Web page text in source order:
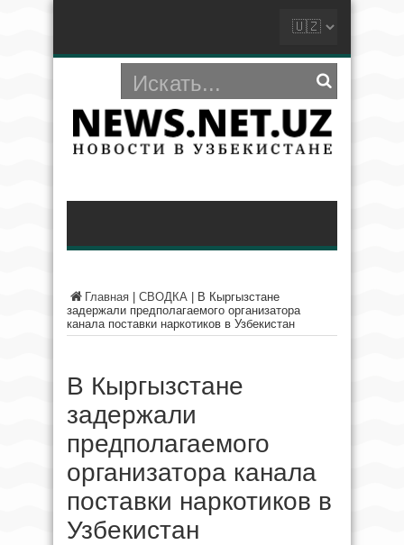
Главная СВОДКА
В Кыргызстане
задержали предполагаемого организатора
канала поставки наркотиков в Узбекистан
В Кыргызстане
задержали
предполагаемого
организатора канала
поставки наркотиков в
Узбекистан